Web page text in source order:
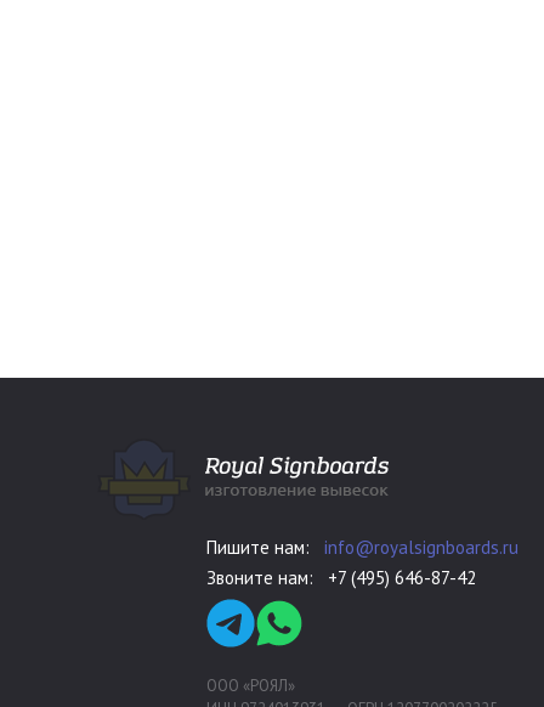
Пишите нам: info@royalsignboards.ru
Звоните нам: +7 (495) 646-87-42
ООО «РОЯЛ»